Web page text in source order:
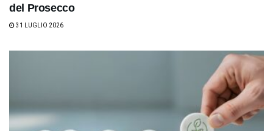
del Prosecco
31 LUGLIO 2026